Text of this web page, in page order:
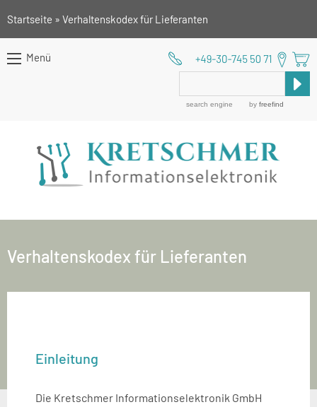
Hauptnavigation
Inhalt
Seitenspalte
Startseite » Verhaltenskodex für Lieferanten
Menü
search engine by freefind
Verhaltenskodex für Lieferanten
Einleitung
Die Kretschmer Informationselektronik GmbH